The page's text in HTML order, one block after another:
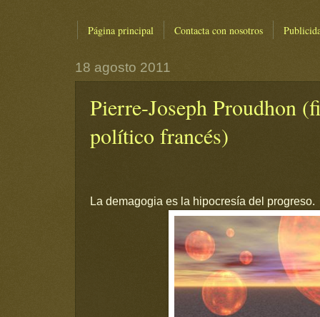
Página principal Contacta con nosotros
18 agosto 2011
Pierre-Joseph Proudhon
político francés)
La demagogia es la hipocresía del progreso.